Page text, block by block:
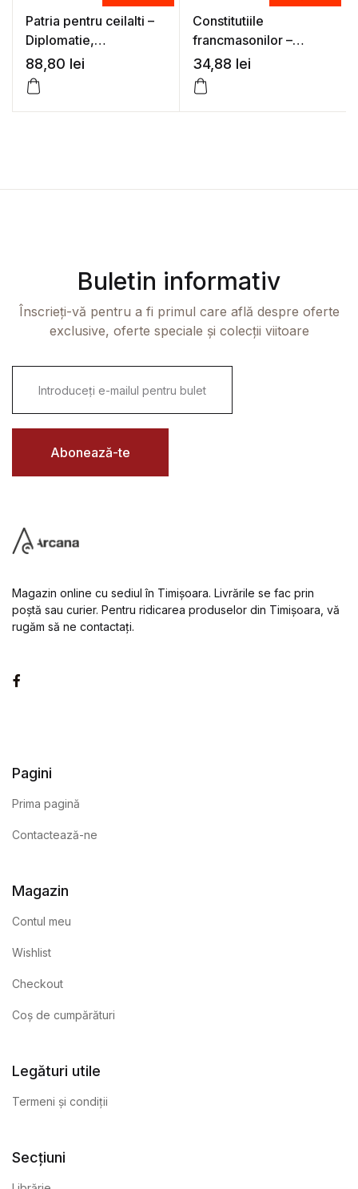
Patria pentru ceilalti –
Diplomatie,
Management,
Promovare – Dorian
Branea
88,80 lei
Constitutiile
francmasonilor –
James Anderson
34,88 lei
Buletin informativ
Înscrieți-vă pentru a fi primul care află despre oferte
exclusive, oferte speciale și colecții viitoare
i
l
Abonează-te
Magazin online cu sediul în Timișoara. Livrările se fac prin
poștă sau curier. Pentru ridicarea produselor din Timișoara, vă
rugăm să ne contactați.
Pagini
Prima pagină
Contactează-ne
Magazin
Contul meu
Wishlist
Checkout
Coș de cumpărături
Legături utile
Termeni și condiții
Secțiuni